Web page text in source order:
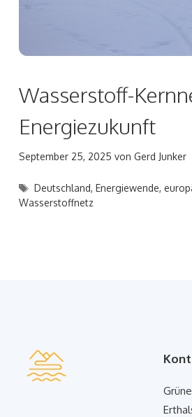
Wasserstoff-
Energiezukunft
September 25, 2025 von Gerd Junker
Schlagwörter
Deutschland,Energiewende,
Wasserstoffnetz